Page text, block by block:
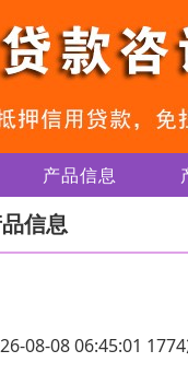
产品信息
信息
08-08 06:45:01